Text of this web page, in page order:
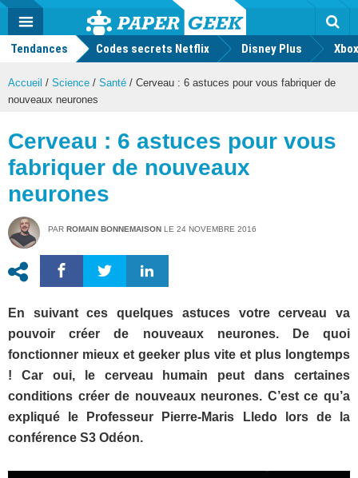
Actu
geek
MENU
Tendances Codes secrets Netflix Disney Plus
Accueil / Science / Santé / Cerveau : 6 astuces pour vous fabriquer de
nouveaux neurones
Cerveau : 6 astuces pour vous
fabriquer de nouveaux
neurones
PAR ROMAIN BONNEMAISON LE 24 NOVEMBRE 2016
En suivant ces quelques astuces votre cerveau va
pouvoir créer de nouveaux neurones. De quoi
fonctionner mieux et geeker plus vite et plus longtemps
! Car oui, le cerveau humain peut dans certaines
conditions créer de nouveaux neurones. C’est ce qu’a
expliqué le Professeur Pierre-Maris Lledo lors de la
conférence S3 Odéon.
Mode
FacebookTwitter Youtube